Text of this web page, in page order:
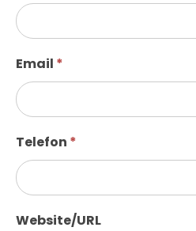
Email *
Telefon *
Website/URL